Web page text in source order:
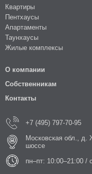
Квартиры
Пентхаусы
Апартаменты
Таунхаусы
Жилые комплексы
О компании
Собственникам
Контакты
+7 (495) 797-70-95
Московская обл., д.
шоссе
пн–пт: 10:00–21:00 /